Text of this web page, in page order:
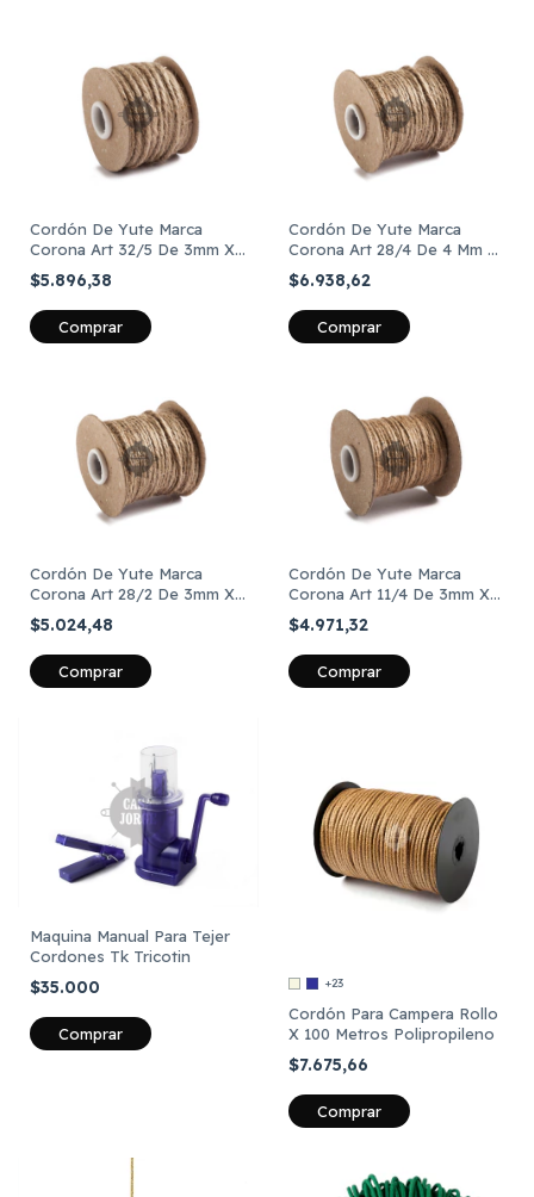
Cordón De Yute Marca
Corona Art 32/5 De 3mm X
20 Metros
$5.896,38
Comprar
Cordón De Yute Marca
Corona Art 28/4 De 4 Mm X
30 Metros
$6.938,62
Comprar
Cordón De Yute Marca
Corona Art 28/2 De 3mm X
50 Metros
$5.024,48
Comprar
Cordón De Yute Marca
Corona Art 11/4 De 3mm X
50 Metros
$4.971,32
Comprar
Maquina Manual Para Tejer
Cordones Tk Tricotin
$35.000 +23
Cordón Para Campera Rollo
X 100 Metros Polipropileno
$7.675,66
Comprar